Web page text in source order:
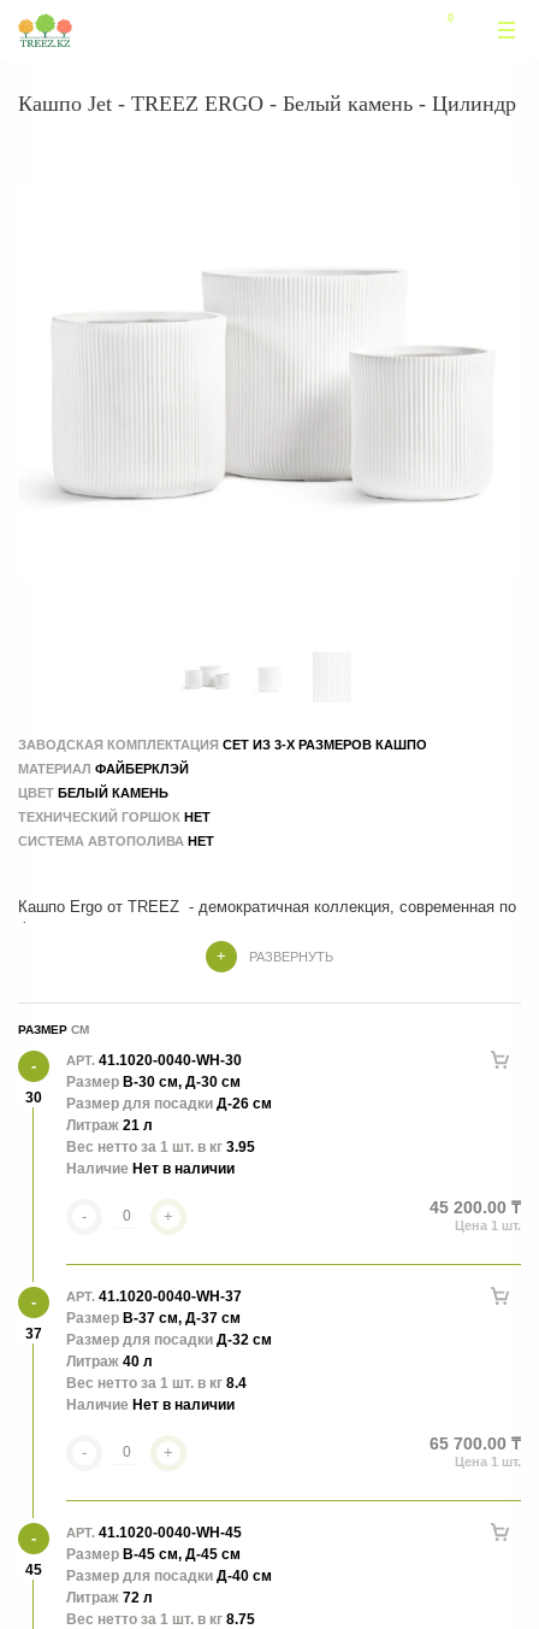
Кашпо Jet - TREEZ ERGO - Белый камень - Цилиндр
ЗАВОДСКАЯ КОМПЛЕКТАЦИЯ СЕТ ИЗ 3-Х РАЗМЕРОВ КАШПО
МАТЕРИАЛ ФAЙБЕРКЛЭЙ
ЦВЕТ БЕЛЫЙ КАМЕНЬ
ТЕХНИЧЕСКИЙ ГОРШОК НЕТ
СИСТЕМА АВТОПОЛИВА НЕТ
Кашпо Ergo от TREEZ - демократичная коллекция, современная по
Кашпо Treez изготовлены из композитных материалов , в составе
РАЗВЕРНУТЬ
РАЗМЕР
30
АРТ. 41.1020-0040-WH-30
Размер В-30 см, Д-30 см
Размер для посадки Д-26 см
Литраж 21 л
Вес нетто за 1 шт. в кг 3.95
Наличие Нет в наличии
- + 45 200.00 ₸
37
АРТ. 41.1020-0040-WH-37
Размер В-37 см, Д-37 см
Размер для посадки Д-32 см
Литраж 40 л
Вес нетто за 1 шт. в кг 8.4
Наличие Нет в наличии
- + 65 700.00 ₸
45
АРТ. 41.1020-0040-WH-45
Размер В-45 см, Д-45 см
Размер для посадки Д-40 см
Литраж 72 л
Вес нетто за 1 шт. в кг 8.75